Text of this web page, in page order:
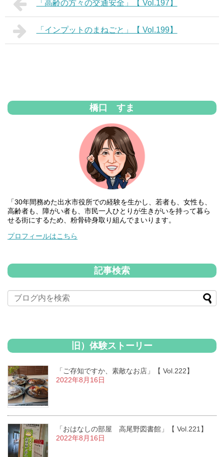
「高齢の方々の交通安全」【 Vol.197】
「インプットのまねごと」【 Vol.199】
橋口 すま
「30年間務めた出水市役所での経験を生かし、若者も、女性も、
高齢者も、障がい者も、市民一人ひとりが生きがいを持って暮ら
せる街にするため、粉骨砕身取り組んでまいります。
プロフィールはこちら
記事検索
旧）体験ストーリー
「ご存知ですか、素敵なお店」【 Vol.222】
2022年8月16日
「おはなしの部屋 高尾野図書館」【 Vol.221】
2022年8月16日